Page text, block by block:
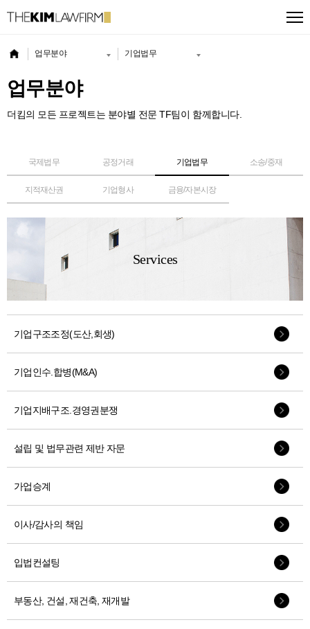
업무분야 기업법무
업무분야
더킴의 모든 프로젝트는 분야별 전문 TF팀이 함께합니다.
국제법무 공정거래 기업법무 소송/중재
지적재산권 기업형사 금융/자본시장
Services
기업구조조정(도산,회생)
기업인수.합병(M&A)
기업지배구조.경영권분쟁
설립 및 법무관련 제반 자문
가업승계
이사/감사의 책임
입법컨설팅
부동산, 건설, 재건축, 재개발